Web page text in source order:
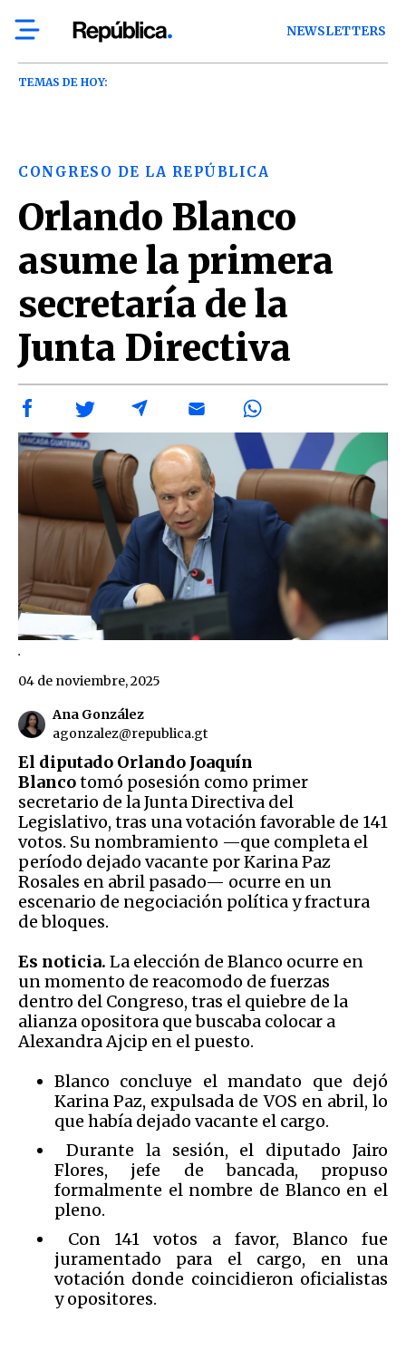
NEWSLETTERS
TEMAS DE HOY:
CONGRESO DE LA REPÚBLICA
Orlando Blanco
asume la primera
secretaría de la
Junta Directiva
.
Ana González
agonzalez@republica.gt
04 de noviembre, 2025
El diputado Orlando Joaquín
Blancotomó posesión como primer
secretario de la Junta Directiva del
Legislativo, tras una votación favorable de 141
votos. Su nombramiento —que completa el
período dejado vacante por Karina Paz
Rosales en abril pasado— ocurre en un
escenario de negociación política y fractura
de bloques.
Es noticia. La elección de Blanco ocurre en
un momento de reacomodo de fuerzas
dentro del Congreso, tras el quiebre de la
alianza opositora que buscaba colocar a
Alexandra Ajcip en el puesto.
Blanco concluye el mandato que dejó
Karina Paz, expulsada de VOS en abril, lo
que había dejado vacante el cargo.
Durante la sesión, el diputado Jairo
Flores, jefe de bancada, propuso
formalmente el nombre de Blanco en el
pleno.
Con 141 votos a favor, Blanco fue
juramentado para el cargo, en una
votación donde coincidieron oficialistas
y opositores.